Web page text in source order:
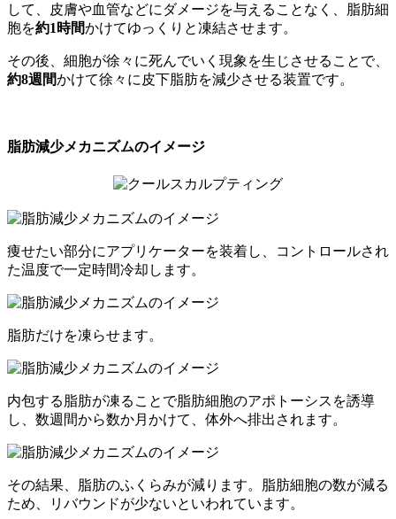
して、皮膚や血管などにダメージを与えることなく、脂肪細
胞を約1時間かけてゆっくりと凍結させます。
その後、細胞が徐々に死んでいく現象を生じさせることで、
約8週間かけて徐々に皮下脂肪を減少させる装置です。
脂肪減少メカニズムのイメージ
痩せたい部分にアプリケーターを装着し、コントロールされ
た温度で一定時間冷却します。
脂肪だけを凍らせます。
内包する脂肪が凍ることで脂肪細胞のアポトーシスを誘導
し、数週間から数か月かけて、体外へ排出されます。
その結果、脂肪のふくらみが減ります。脂肪細胞の数が減る
ため、リバウンドが少ないといわれています。